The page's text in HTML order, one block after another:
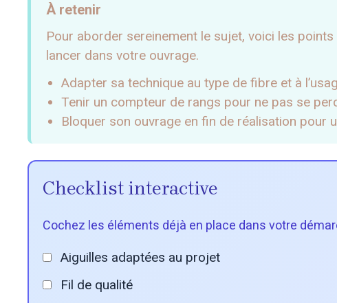
À retenir
Pour aborder sereinement le sujet, voici les
lancer dans votre ouvrage.
Adapter sa technique au type de fibre et à
Tenir un compteur de rangs pour ne pas se
Bloquer son ouvrage en fin de réalisation pour
Checklist interactive
Cochez les éléments déjà en place dans votre
Aiguilles adaptées au projet
Fil de qualité